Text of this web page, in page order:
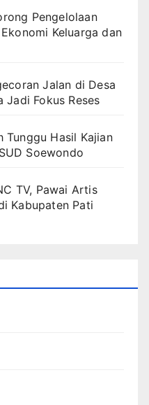
Pengelolaan
Keluarga dan
Jalan di Desa
Jadi Fokus Reses
Tunggu Hasil Kajian
Soewondo
TV, Pawai Artis
Kabupaten Pati